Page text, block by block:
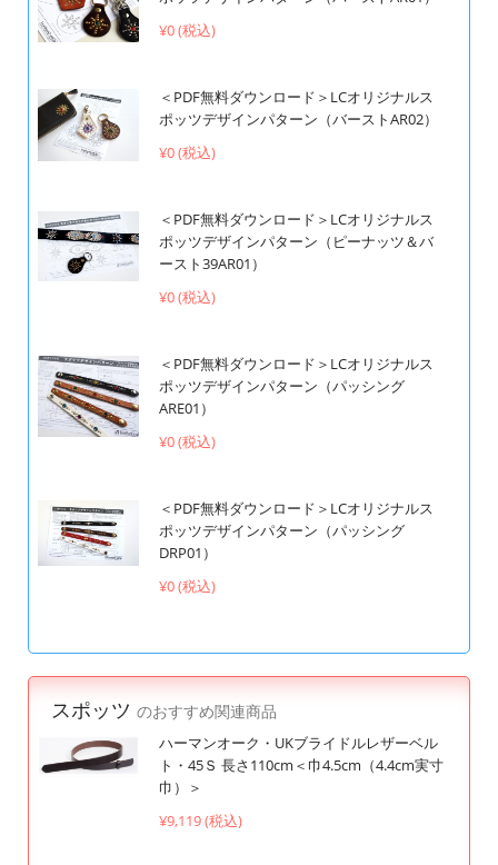
¥0 (税込)
＜PDF無料ダウンロード＞LCオリジナルス
ポッツデザインパターン（バーストAR02）
¥0 (税込)
＜PDF無料ダウンロード＞LCオリジナルス
ポッツデザインパターン（ピーナッツ＆バ
ースト39AR01）
¥0 (税込)
＜PDF無料ダウンロード＞LCオリジナルス
ポッツデザインパターン（パッシング
ARE01）
¥0 (税込)
＜PDF無料ダウンロード＞LCオリジナルス
ポッツデザインパターン（パッシング
DRP01）
¥0 (税込)
スポッツ のおすすめ関連商品
ハーマンオーク・UKブライドルレザーベル
ト・45Ｓ 長さ110cm＜巾4.5cm（4.4cm実寸
巾）＞
¥9,119 (税込)